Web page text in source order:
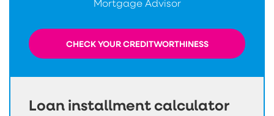
Loan installment calculator
Mortgage Advisor
CHECK YOUR CREDITWORTHINESS